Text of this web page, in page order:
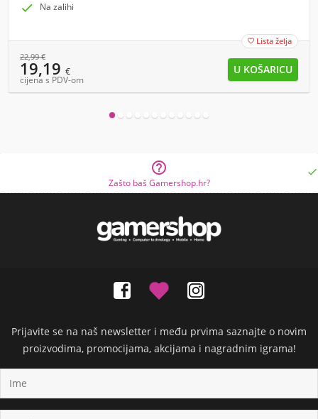
 Na zalihi
 Lista želja
22,99€
19,19 €
cijena s PDV-om

Zašto baš Gamershop.hr?

Prijavite se na naš newsletter i među prvima saznajte o novim
proizvodima, promocijama, akcijama i nagradnim igrama!